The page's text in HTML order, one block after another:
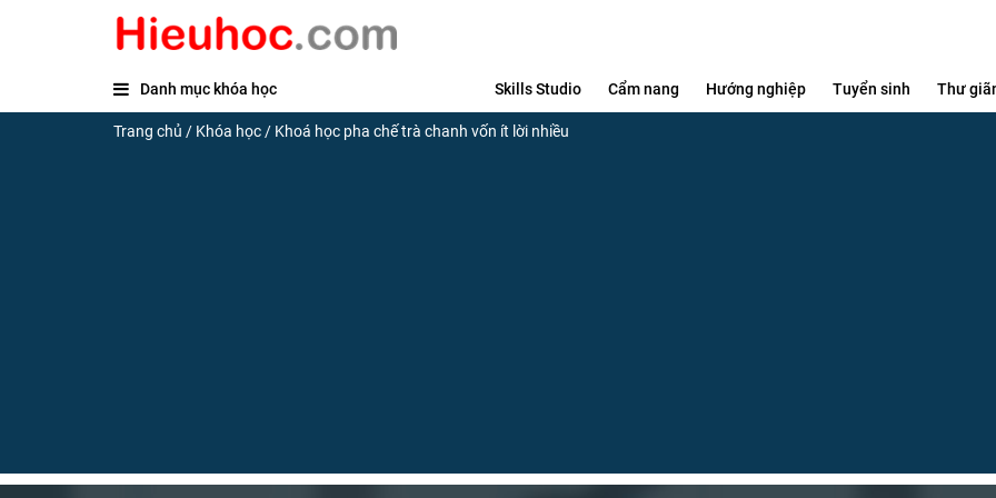
Danh mục khóa học Skills Studio Cẩm nang Hướng nghiệp Tuyển sinh Thư
Trang chủ / Khóa học / Khoá học pha chế trà chanh vốn ít lời nhiều